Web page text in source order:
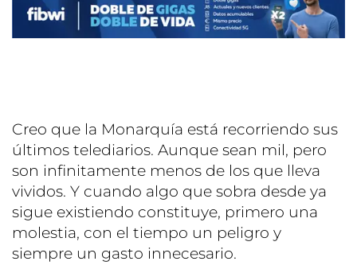
Creo que la Monarquía está recorriendo sus
últimos telediarios. Aunque sean mil, pero
son infinitamente menos de los que lleva
vividos. Y cuando algo que sobra desde ya
sigue existiendo constituye, primero una
molestia, con el tiempo un peligro y
siempre un gasto innecesario.